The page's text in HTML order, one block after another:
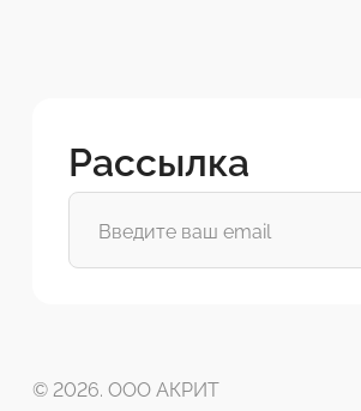
Рассылка
© 2026. ООО АКРИТ